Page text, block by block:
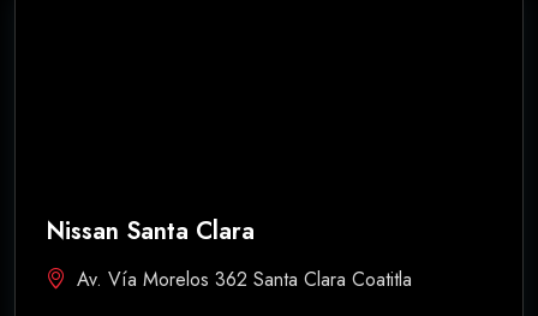
Nissan Santa Clara
Av. Vía Morelos 362 Santa Clara Coatitla